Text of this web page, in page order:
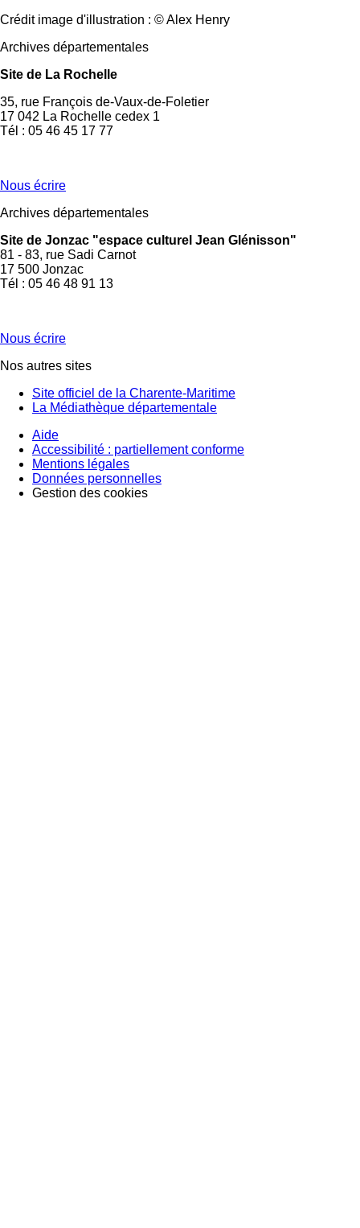
Crédit image d'illustration : © Alex Henry
Archives départementales
Site de La Rochelle
35, rue François de-Vaux-de-Foletier
17 042 La Rochelle cedex 1
Tél : 05 46 45 17 77
Nous écrire
Archives départementales
Site de Jonzac "espace culturel Jean Glénisson"
81 - 83, rue Sadi Carnot
17 500 Jonzac
Tél : 05 46 48 91 13
Nous écrire
Nos autres sites
Site officiel de la Charente-Maritime
La Médiathèque départementale
Aide
Accessibilité : partiellement conforme
Mentions légales
Données personnelles
Gestion des cookies